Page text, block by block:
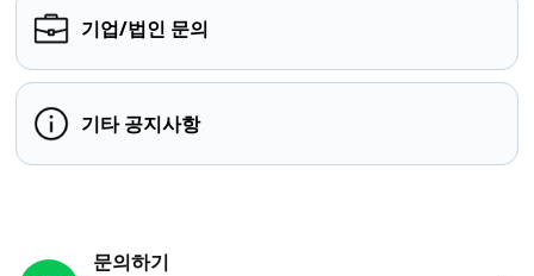
기업/법인 문의
기타 공지사항
문의하기